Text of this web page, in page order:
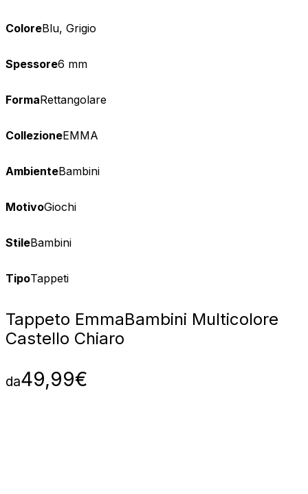
ColoreBlu, Grigio
Spessore6 mm
FormaRettangolare
CollezioneEMMA
AmbienteBambini
MotivoGiochi
StileBambini
TipoTappeti
Tappeto EmmaBambini Multicolore
Castello Chiaro
da49,99€